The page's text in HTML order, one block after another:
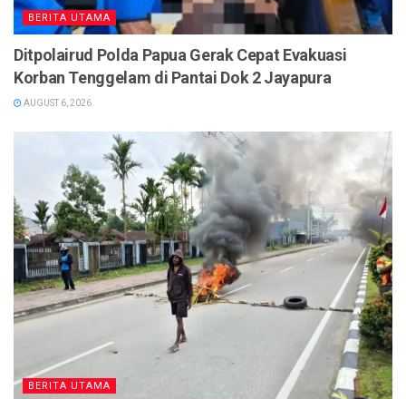
BERITA UTAMA
Ditpolairud Polda Papua Gerak Cepat Evakuasi
Korban Tenggelam di Pantai Dok 2 Jayapura
AUGUST 6, 2026
BERITA UTAMA